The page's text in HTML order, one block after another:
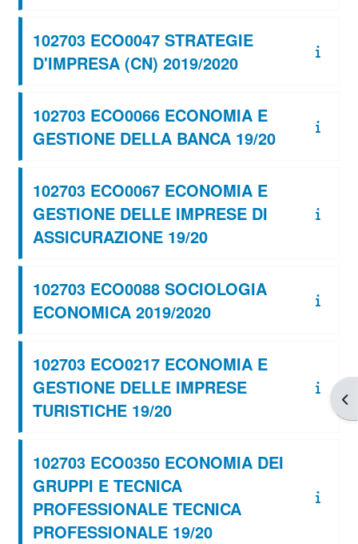
102703 ECO0047 STRATEGIE
D'IMPRESA (CN) 2019/2020
102703 ECO0066 ECONOMIA E
GESTIONE DELLA BANCA 19/20
102703 ECO0067 ECONOMIA E
GESTIONE DELLE IMPRESE DI
ASSICURAZIONE 19/20
102703 ECO0088 SOCIOLOGIA
ECONOMICA 2019/2020
102703 ECO0217 ECONOMIA E
GESTIONE DELLE IMPRESE
TURISTICHE 19/20
102703 ECO0350 ECONOMIA DEI
GRUPPI E TECNICA
PROFESSIONALE TECNICA
PROFESSIONALE 19/20